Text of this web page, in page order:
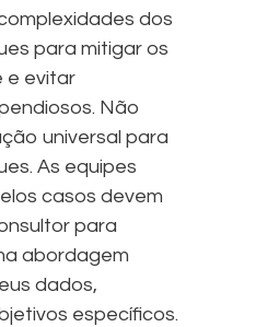
dos
para mitigar os
e evitar
Não
universal para
As equipes
casos devem
para
abordagem
dados,
específicos.